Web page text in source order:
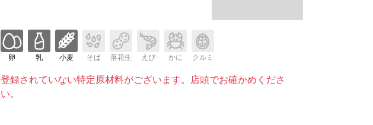
卵 乳 小麦 そば 落花生 えび かに クルミ
登録されていない特定原材料がございます。店頭でお確かめくださ
い。